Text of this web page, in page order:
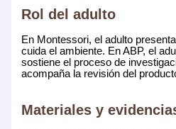
Rol del adulto
En Montessori, el adulto
cuida el ambiente. En ABP, el
sostiene el proceso de
acompaña la revisión del
Materiales y